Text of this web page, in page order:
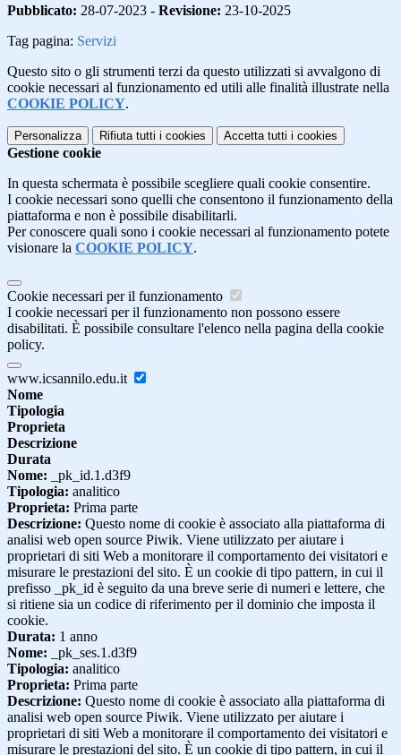
Pubblicato: 28-07-2023 - Revisione: 23-10-2025
Tag pagina: Servizi
Questo sito o gli strumenti terzi da questo utilizzati si avvalgono di
cookie necessari al funzionamento ed utili alle finalità illustrate nella
COOKIE POLICY.
Personalizza Rifiuta tutti i cookies Accetta tutti i cookies
Gestione cookie
In questa schermata è possibile scegliere quali cookie consentire.
I cookie necessari sono quelli che consentono il funzionamento della
piattaforma e non è possibile disabilitarli.
Per conoscere quali sono i cookie necessari al funzionamento potete
visionare la COOKIE POLICY.
Cookie necessari per il funzionamento
I cookie necessari per il funzionamento non possono essere
disabilitati. È possibile consultare l'elenco nella pagina della cookie
policy.
www.icsannilo.edu.it
Nome
Tipologia
Proprieta
Descrizione
Durata
Nome: _pk_id.1.d3f9
Tipologia: analitico
Proprieta: Prima parte
Descrizione: Questo nome di cookie è associato alla piattaforma di
analisi web open source Piwik. Viene utilizzato per aiutare i
proprietari di siti Web a monitorare il comportamento dei visitatori e
misurare le prestazioni del sito. È un cookie di tipo pattern, in cui il
prefisso _pk_id è seguito da una breve serie di numeri e lettere, che
si ritiene sia un codice di riferimento per il dominio che imposta il
cookie.
Durata: 1 anno
Nome: _pk_ses.1.d3f9
Tipologia: analitico
Proprieta: Prima parte
Descrizione: Questo nome di cookie è associato alla piattaforma di
analisi web open source Piwik. Viene utilizzato per aiutare i
proprietari di siti Web a monitorare il comportamento dei visitatori e
misurare le prestazioni del sito. È un cookie di tipo pattern, in cui il